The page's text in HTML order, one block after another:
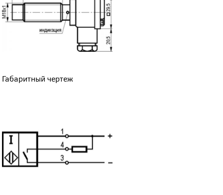
Габаритный чертеж